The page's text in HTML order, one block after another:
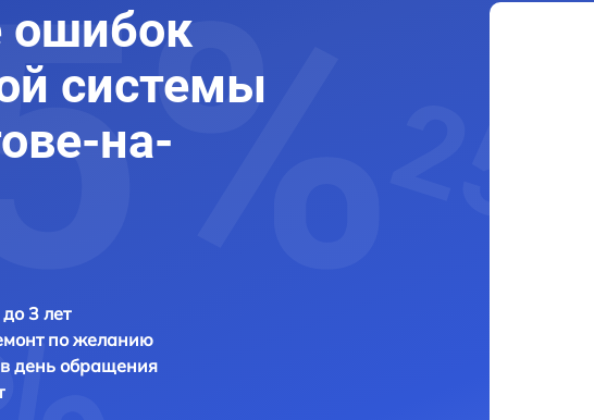
ошибок
системы
на-
до 3 лет
по желанию
в день обращения